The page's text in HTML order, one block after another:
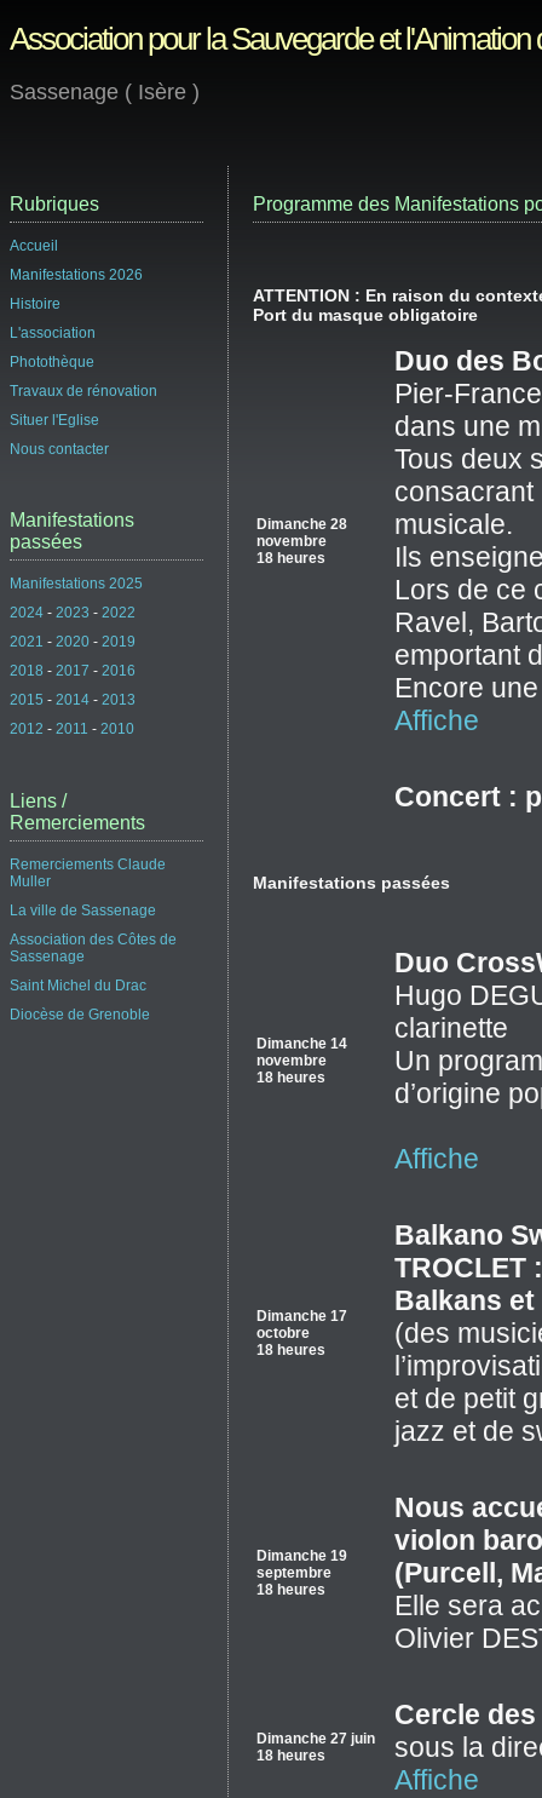
Association pour la Sauvegarde et
Sassenage ( Isère )
Programme des Manifestations
ATTENTION : En raison du
Port du masque obligatoire
Dimanche 28
novembre
18 heures
Duo des
Pier-
dans une
Tous deux
consacrant
musicale.
Ils
Lors de ce
Ravel,
emportant
Encore
Affiche
Concert :
Manifestations passées
Dimanche 14
novembre
18 heures
Duo
Hugo
clarinette
Un
d’origine
Affiche
Dimanche 17
octobre
18 heures
Balkano
TROCLET
Balkans et
(des
et de petit
jazz et de
Dimanche 19
septembre
18 heures
Nous
violon
(Purcell,
Elle sera
Olivier
Dimanche 27 juin
18 heures
Cercle
sous la
Affiche
Rubriques
Accueil
Manifestations 2026
Histoire
L'association
Photothèque
Travaux de rénovation
Situer l'Eglise
Nous contacter
Manifestations
passées
Manifestations 2025
2024 - 2023 - 2022
2021 - 2020 - 2019
2018 - 2017 - 2016
2015 - 2014 - 2013
2012 - 2011 - 2010
Liens /
Remerciements
Remerciements Claude
Muller
La ville de Sassenage
Association des Côtes de
Sassenage
Saint Michel du Drac
Diocèse de Grenoble